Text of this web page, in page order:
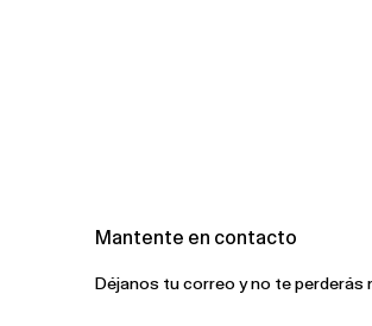
Mantente en contacto
Déjanos tu correo y no te perderás